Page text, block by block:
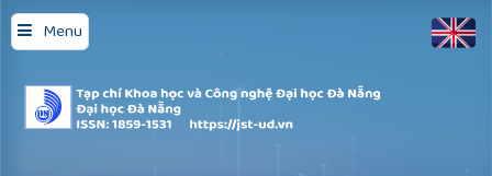
Menu
Quick
jump
to
page
content
Main